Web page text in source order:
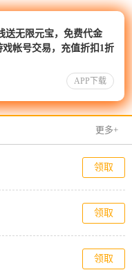
送无限元宝，免费代金
帐号交易，充值折扣1折
APP下载
更多+
领取
领取
领取